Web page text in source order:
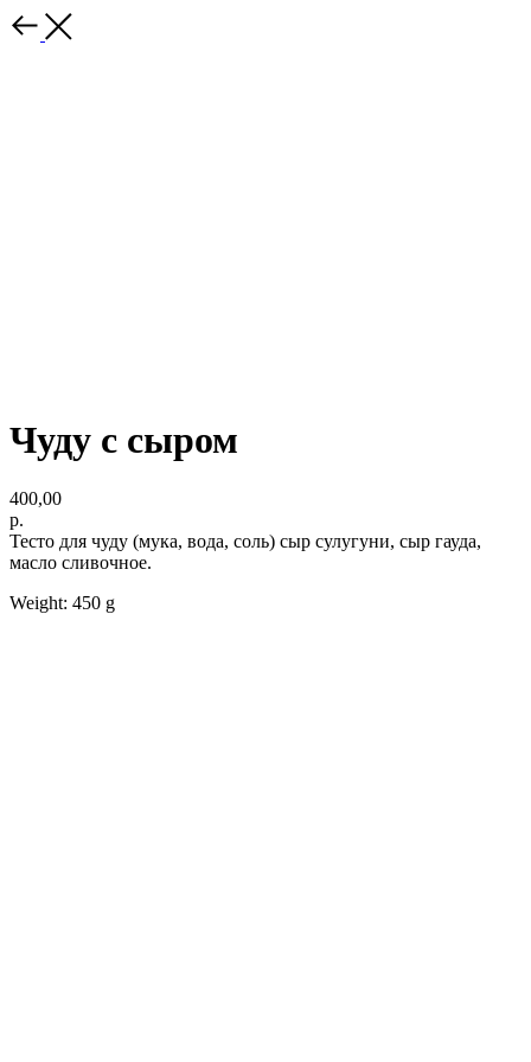
Чуду с сыром
400,00
р.
Тесто для чуду (мука, вода, соль) сыр сулугуни, сыр гауда,
масло сливочное.
Weight: 450 g